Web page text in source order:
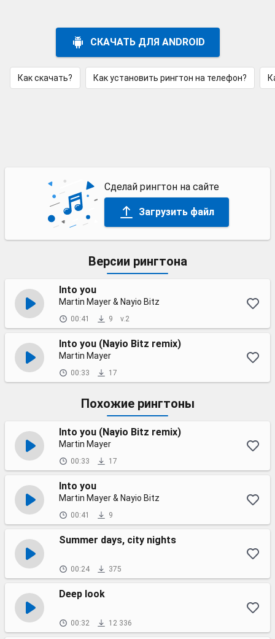
СКАЧАТЬ ДЛЯ ANDROID
Как скачать? Как установить рингтон на телефон?
Сделай рингтон на сайте
Загрузить файл
Версии рингтона
Into you
Martin Mayer & Nayio Bitz
00:41 9 v.2
Into you (Nayio Bitz remix)
Martin Mayer
00:33 17
Похожие рингтоны
Into you (Nayio Bitz remix)
Martin Mayer
00:33 17
Into you
Martin Mayer & Nayio Bitz
00:41 9
Summer days, city nights
00:24 375
Deep look
00:32 12 336